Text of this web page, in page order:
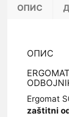
ОПИС
ОПИС
Ergomat
zaštitni